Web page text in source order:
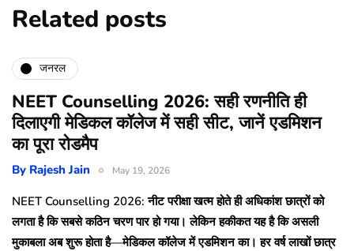
Related posts
जनरल
NEET Counselling 2026: सही रणनीति ही
दिलाएगी मेडिकल कॉलेज में सही सीट, जानें एडमिशन
का पूरा रोडमैप
By Rajesh Jain May 19, 2026
NEET Counselling 2026: नीट परीक्षा खत्म होते ही अधिकांश छात्रों को
लगता है कि सबसे कठिन चरण पार हो गया। लेकिन हकीकत यह है कि असली
मुकाबला अब शुरू होता है—मेडिकल कॉलेज में एडमिशन का। हर वर्ष लाखों छात्र